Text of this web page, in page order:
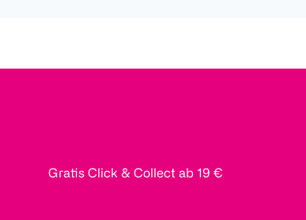
Gratis Click & Collect ab 19 €